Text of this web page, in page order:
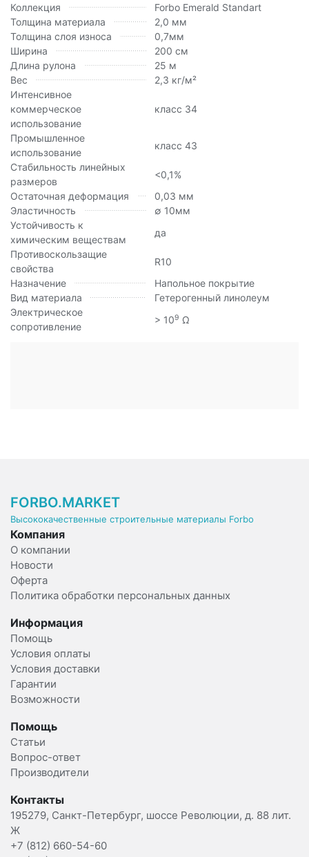
Коллекция
Forbo Emerald Standart
Толщина материала
2,0 мм
Толщина слоя износа
0,7мм
Ширина
200 см
Длина рулона
25 м
Вес
2,3 кг/м²
Интенсивное
коммерческое
использование
класс 34
Промышленное
использование
класс 43
Стабильность линейных
размеров
<0,1%
Остаточная деформация
0,03 мм
Эластичность
∅ 10мм
Устойчивость к
химическим веществам
да
Противоскользащие
свойства
R10
Назначение
Напольное покрытие
Вид материала
Гетерогенный линолеум
Электрическое
сопротивление
> 109 Ω
FORBO.MARKET
Высококачественные строительные материалы Forbo
Компания
О компании
Новости
Оферта
Политика обработки персональных данных
Информация
Помощь
Условия оплаты
Условия доставки
Гарантии
Возможности
Помощь
Статьи
Вопрос-ответ
Производители
Контакты
195279, Санкт-Петербург, шоссе Революции, д. 88 лит.
Ж
+7 (812) 660-54-60